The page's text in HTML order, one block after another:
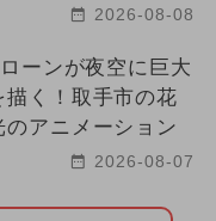
2026-08-08
ーンが夜空に巨大
描く！取手市の花
のアニメーション
2026-08-07